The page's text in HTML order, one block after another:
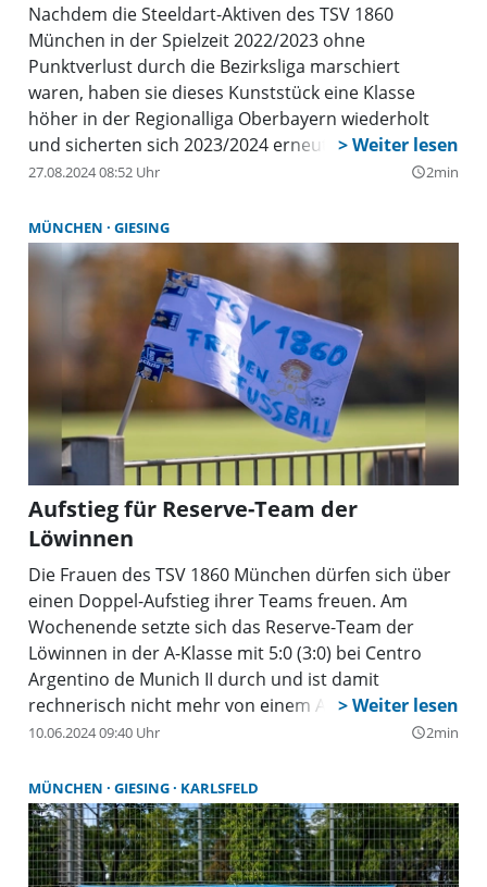
Nachdem die Steeldart-Aktiven des TSV 1860
München in der Spielzeit 2022/2023 ohne
Punktverlust durch die Bezirksliga marschiert
waren, haben sie dieses Kunststück eine Klasse
höher in der Regionalliga Oberbayern wiederholt
und sicherten sich 2023/2024 erneut ungeschlagen
den Meistertitel. Mit 14 Siegen aus 14 Wettkämpfen
perfekte Saison und steigt in die Landesliga Süd auf,
die bis nach Straubing und Regensburg reicht.
27.08.2024 08:52 Uhr query_builder2min
MÜNCHEN GIESING
Aufstieg für Reserve-Team der
Löwinnen
Die Frauen des TSV 1860 München dürfen sich über
einen Doppel-Aufstieg ihrer Teams freuen. Am
Wochenende setzte sich das Reserve-Team der
Löwinnen in der A-Klasse mit 5:0 (3:0) bei Centro
Argentino de Munich II durch und ist damit
rechnerisch nicht mehr von einem Aufstiegsplatz in
die Kreisklasse zu verdrängen. Mit fünf Punkten
Neutrudering liegen die Weiß-Blauen zwei Spieltage
vor Saisonschluss zudem in aussichtsreicher
Position auf die Meisterschaft.
10.06.2024 09:40 Uhr query_builder2min
MÜNCHEN GIESING KARLSFELD